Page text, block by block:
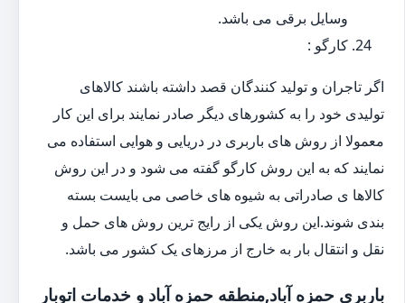
وسایل برقی می باشد.
کارگو :
اگر تاجران و تولید کنندگان قصد داشته باشند کالاهای
تولیدی خود را به کشورهای دیگر صادر نمایند برای این کار
معمولا از روش های باربری در دریایی و هوایی استفاده می
نمایند که به این روش کارگو گفته می شود و در این روش
کالاها ی صادراتی به شیوه های خاصی می بایست بسته
بندی شوند.این روش یکی از رایج ترین روش های حمل و
نقل و انتقال بار به خارج از مرزهای یک کشور می باشد.
باربری حمزه آباد,منطقه حمزه آباد و خدمات اتوبار